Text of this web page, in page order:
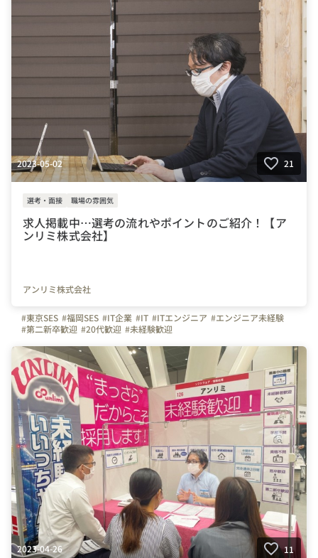
2023-05-02 21
選考・面接 職場の雰囲気
求人掲載中…選考の流れやポイントのご紹介！【ア
ンリミ株式会社】
アンリミ株式会社
#東京SES #福岡SES #IT企業 #IT #ITエンジニア #エンジニア未経験
#第二新卒歓迎 #20代歓迎 #未経験歓迎
2023-04-26 11